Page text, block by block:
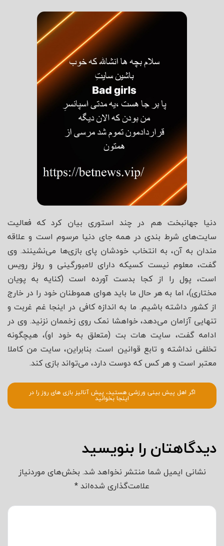
دنیا جهانبخت هم در چند استوری بیان کرد که فعالیت
سایت‌های شرط بندی در همه جای دنیا مرسوم است و علاقه
مندان به آن، به انتخاب خودشان پای بازی‌ها می‌نشینند. وی
گفت، معلوم نیست کسیکه دارای لامبورگینی و رولز رویس
است، پول را از کجا بدست آورده است (کنایه به پویان
مختاری)، اما به هر حال ما باید هوای هموطنان خود را در خارج
از کشور داشته باشیم. ما به اندازه کافی در اینجا غم غربت و
تنهایی آزامان می‌دهد، خواهشا نمک روی زخممان نزنید. وی در
ادامه گفت، سایت هات بت (متعلق به خود او)، هیچگونه
تخلفی نداشته و تابع قوانین است. بنابراین، سایت من کاملا
معتبر است و هر کس که دوست دارد، می‌تواند بازی کند.
اگر اهل پیش بینی ورزشی هستید، پیش آنالیز بازی های روز را در
اینجا بخوانید
دیدگاهتان را بنویسید
نشانی ایمیل شما منتشر نخواهد شد. بخش‌های موردنیاز
علامت‌گذاری شده‌اند*